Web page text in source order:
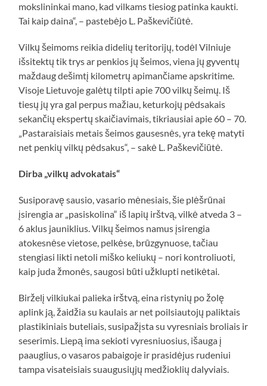
mokslininkai mano, kad vilkams tiesiog patinka kaukti.
Tai kaip daina“, – pastebėjo L. Paškevičiūtė.
Vilkų šeimoms reikia didelių teritorijų, todėl Vilniuje
išsitektų tik trys ar penkios jų šeimos, viena jų gyventų
maždaug dešimtį kilometrų apimančiame apskritime.
Visoje Lietuvoje galėtų tilpti apie 700 vilkų šeimų. Iš
tiesų jų yra gal perpus mažiau, keturkojų pėdsakais
sekančių ekspertų skaičiavimais, tikriausiai apie 60 – 70.
„Pastaraisiais metais šeimos gausesnės, yra tekę matyti
net penkių vilkų pėdsakus“, – sakė L. Paškevičiūtė.
Dirba „vilkų advokatais“
Susiporavę sausio, vasario mėnesiais, šie plėšrūnai
įsirengia ar „pasiskolina“ iš lapių irštvą, vilkė atveda 3 –
6 aklus jauniklius. Vilkų šeimos namus įsirengia
atokesnėse vietose, pelkėse, brūzgynuose, tačiau
stengiasi likti netoli miško keliukų – nori kontroliuoti,
kaip juda žmonės, saugosi būti užklupti netikėtai.
Birželį vilkiukai palieka irštvą, eina ristynių po žolę
aplink ją, žaidžia su kaulais ar net poilsiautojų paliktais
plastikiniais buteliais, susipažįsta su vyresniais broliais ir
seserimis. Liepą ima sekioti vyresniuosius, išauga į
paauglius, o vasaros pabaigoje ir prasidėjus rudeniui
tampa visateisiais suaugusiųjų medžioklių dalyviais.